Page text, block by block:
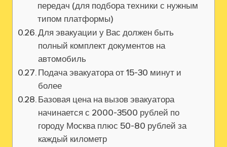
передач (для подбора техники с нужным
типом платформы)
Для эвакуации у Вас должен быть
полный комплект документов на
автомобиль
Подача эвакуатора от 15-30 минут и
более
Базовая цена на вызов эвакуатора
начинается с 2000-3500 рублей по
городу Москва плюс 50-80 рублей за
каждый километр